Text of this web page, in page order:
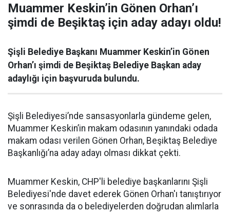
Muammer Keskin’in Gönen Orhan’ı
şimdi de Beşiktaş için aday adayı oldu!
Şişli Belediye Başkanı Muammer Keskin’in Gönen
Orhan’ı şimdi de Beşiktaş Belediye Başkan aday
adaylığı için başvuruda bulundu.
Şişli Belediyesi’nde sansasyonlarla gündeme gelen,
Muammer Keskin’in makam odasının yanındaki odada
makam odası verilen Gönen Orhan, Beşiktaş Belediye
Başkanlığı’na aday adayı olması dikkat çekti.
Muammer Keskin, CHP'li belediye başkanlarını Şişli
Belediyesi'nde davet ederek Gönen Orhan'ı tanıştırıyor
ve sonrasında da o belediyelerden doğrudan alımlarla